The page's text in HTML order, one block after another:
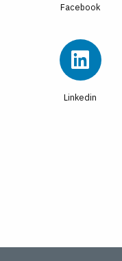
Facebook
Linkedin